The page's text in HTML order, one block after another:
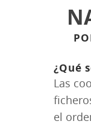
¿Qué
Las
el